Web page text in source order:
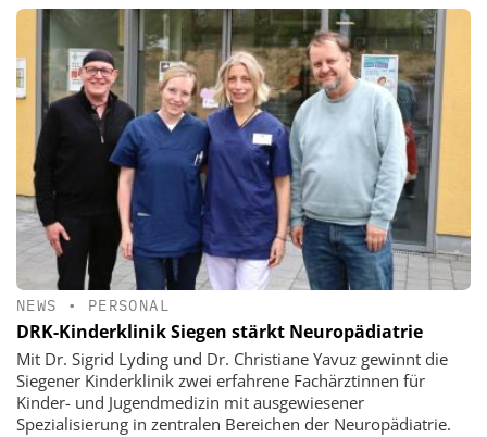
NEWS • PERSONAL
DRK-Kinderklinik Siegen stärkt Neuropädiatrie
Mit Dr. Sigrid Lyding und Dr. Christiane Yavuz gewinnt die
Siegener Kinderklinik zwei erfahrene Fachärztinnen für
Kinder- und Jugendmedizin mit ausgewiesener
Spezialisierung in zentralen Bereichen der Neuropädiatrie.